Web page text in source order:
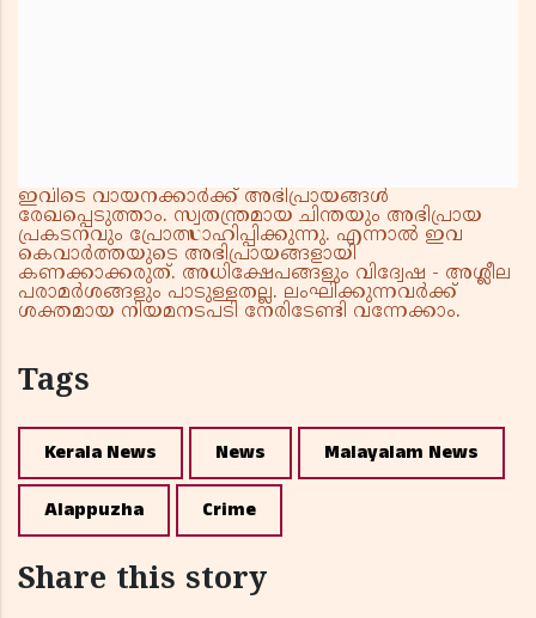
ഇവിടെ വായനക്കാർക്ക് അഭിപ്രായങ്ങൾ
രേഖപ്പെടുത്താം. സ്വതന്ത്രമായ ചിന്തയും അഭിപ്രായ
പ്രകടനവും പ്രോത്സാഹിപ്പിക്കുന്നു. എന്നാൽ ഇവ
കെവാർത്തയുടെ അഭിപ്രായങ്ങളായി
കണക്കാക്കരുത്. അധിക്ഷേപങ്ങളും വിദ്വേഷ - അശ്ലീല
പരാമർശങ്ങളും പാടുള്ളതല്ല. ലംഘിക്കുന്നവർക്ക്
ശക്തമായ നിയമനടപടി നേരിടേണ്ടി വന്നേക്കാം.
Tags
Kerala News News Malayalam News
Alappuzha Crime
Share this story